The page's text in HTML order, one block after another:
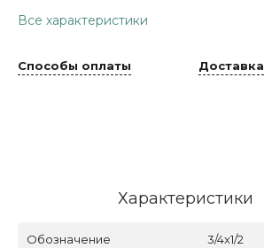
Все характеристики
Способы оплаты Доставка
Характеристики
Обозначение 3/4x1/2